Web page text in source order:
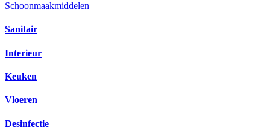
Schoonmaakmiddelen
Sanitair
Interieur
Keuken
Vloeren
Desinfectie